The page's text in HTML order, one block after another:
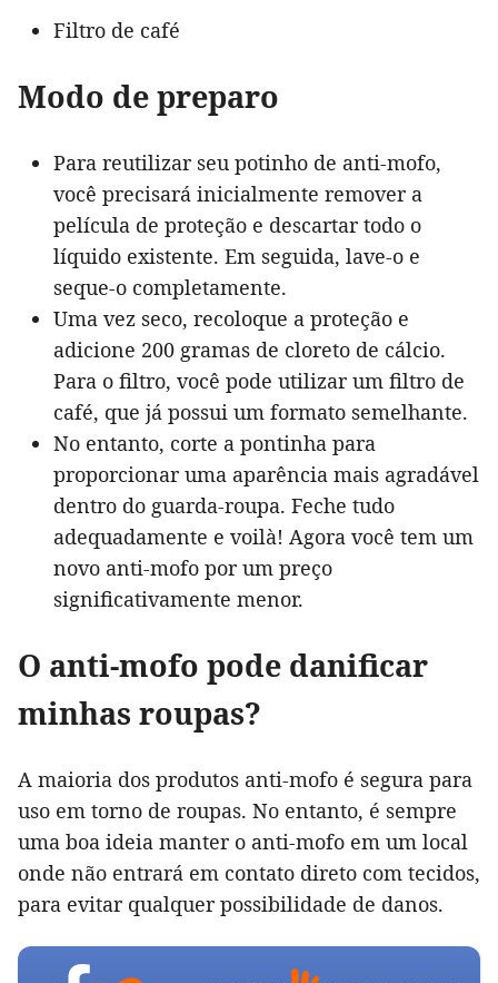
Filtro de café
Modo de preparo
Para reutilizar seu potinho de anti-mofo,
você precisará inicialmente remover a
película de proteção e descartar todo o
líquido existente. Em seguida, lave-o e
seque-o completamente.
Uma vez seco, recoloque a proteção e
adicione 200 gramas de cloreto de cálcio.
Para o filtro, você pode utilizar um filtro de
café, que já possui um formato semelhante.
No entanto, corte a pontinha para
proporcionar uma aparência mais agradável
dentro do guarda-roupa. Feche tudo
adequadamente e voilà! Agora você tem um
novo anti-mofo por um preço
significativamente menor.
O anti-mofo pode danificar
minhas roupas?
A maioria dos produtos anti-mofo é segura para
uso em torno de roupas. No entanto, é sempre
uma boa ideia manter o anti-mofo em um local
onde não entrará em contato direto com tecidos,
para evitar qualquer possibilidade de danos.